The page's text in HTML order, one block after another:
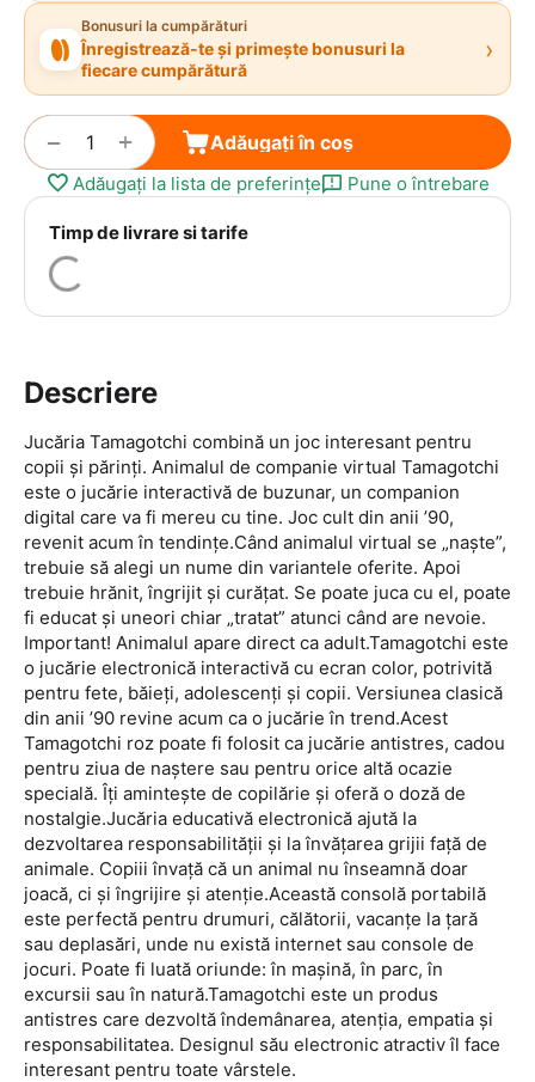
Bonusuri la cumpărături
Înregistrează-te și primește bonusuri la
fiecare cumpărătură
›
+
− Adăugați în coș
Adăugați la lista de preferințe Pune o întrebare
Timp de livrare si tarife
Descriere
Jucăria Tamagotchi combină un joc interesant pentru
copii și părinți. Animalul de companie virtual Tamagotchi
este o jucărie interactivă de buzunar, un companion
digital care va fi mereu cu tine. Joc cult din anii ’90,
revenit acum în tendințe.Când animalul virtual se „naște”,
trebuie să alegi un nume din variantele oferite. Apoi
trebuie hrănit, îngrijit și curățat. Se poate juca cu el, poate
fi educat și uneori chiar „tratat” atunci când are nevoie.
Important! Animalul apare direct ca adult.Tamagotchi este
o jucărie electronică interactivă cu ecran color, potrivită
pentru fete, băieți, adolescenți și copii. Versiunea clasică
din anii ’90 revine acum ca o jucărie în trend.Acest
Tamagotchi roz poate fi folosit ca jucărie antistres, cadou
pentru ziua de naștere sau pentru orice altă ocazie
specială. Îți amintește de copilărie și oferă o doză de
nostalgie.Jucăria educativă electronică ajută la
dezvoltarea responsabilității și la învățarea grijii față de
animale. Copiii învață că un animal nu înseamnă doar
joacă, ci și îngrijire și atenție.Această consolă portabilă
este perfectă pentru drumuri, călătorii, vacanțe la țară
sau deplasări, unde nu există internet sau console de
jocuri. Poate fi luată oriunde: în mașină, în parc, în
excursii sau în natură.Tamagotchi este un produs
antistres care dezvoltă îndemânarea, atenția, empatia și
responsabilitatea. Designul său electronic atractiv îl face
interesant pentru toate vârstele.